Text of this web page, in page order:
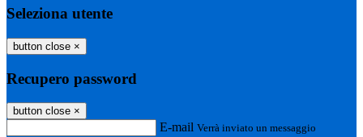
Seleziona utente
button close ×
Recupero password
button close ×
E-mail Verrà inviato un messaggio